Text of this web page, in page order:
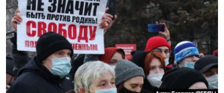
СИБИРЬ.РЕАЛИИ
РАСПИСАНИЕ ВЕЩАНИЯ
ПОДПИШИТЕСЬ НА РАССЫЛКУ
СОЦИАЛЬНЫЕ СЕТИ